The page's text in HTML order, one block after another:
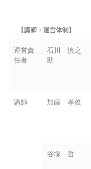
【講師・運営体制】
運営責
任者
石川 慎之
助
講師 加藤 孝俊
谷塚 哲